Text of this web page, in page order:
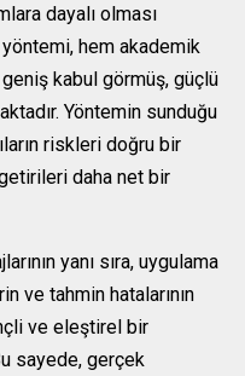
dayalı olması
hem akademik
kabul görmüş, güçlü
Yöntemin sunduğu
riskleri doğru bir
daha net bir
yanı sıra, uygulama
ve tahmin hatalarının
ve eleştirel bir
sayede, gerçek